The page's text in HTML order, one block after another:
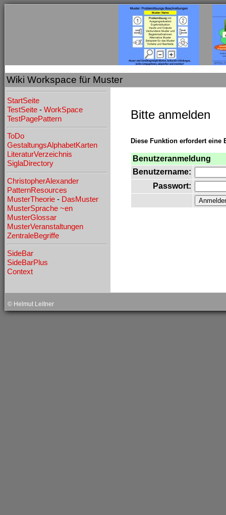
Wiki Workspace für Muster
StartSeite
TestSeite- WorkSpace
TestPagePattern
ToDo
GestaltungsAlphabetKarten
LiteraturVerzeichnis
SiglaDirectory
ChristopherAlexander
PatternResources
MusterTheorie- DasMuster
MusterSprache ~en
MusterGlossar
MusterVeranstaltungen
ZentraleBegriffe
SideBar
SideBarPlus
Context
Bitte anmelden
Diese Funktion erfordert eine
Benutzeranmeldung
Benutzername:
Passwort:
© Helmut Leitner